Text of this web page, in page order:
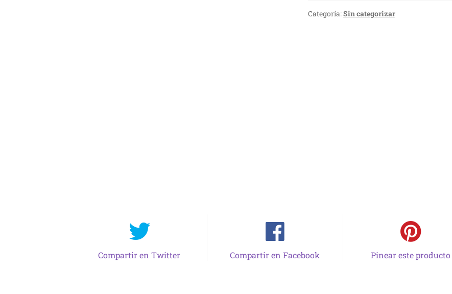
Categoría:Sin categorizar
Compartir en Twitter Compartir en Facebook Pinear este producto